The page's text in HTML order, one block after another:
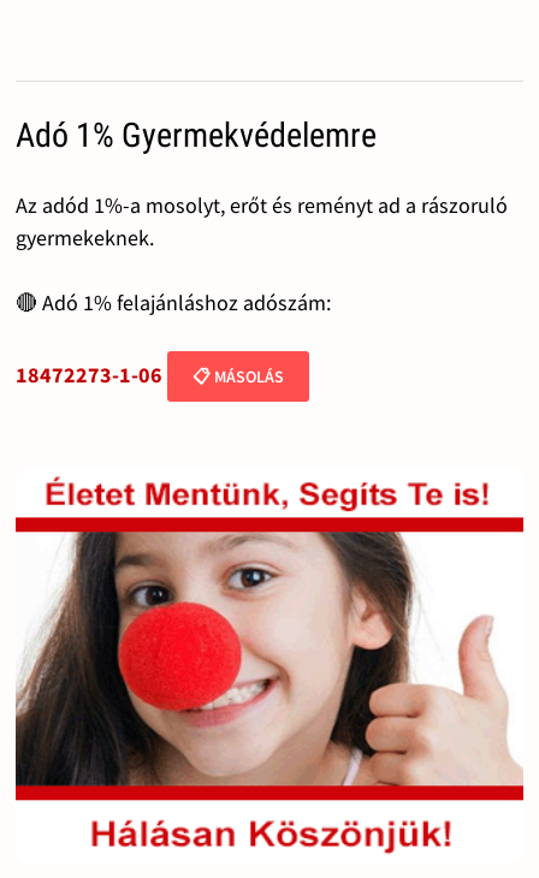
Adó 1% Gyermekvédelemre
Az adód 1%-a mosolyt, erőt és reményt ad a rászoruló
gyermekeknek.
🔴 Adó 1% felajánláshoz adószám:
18472273-1-06 📋 MÁSOLÁS